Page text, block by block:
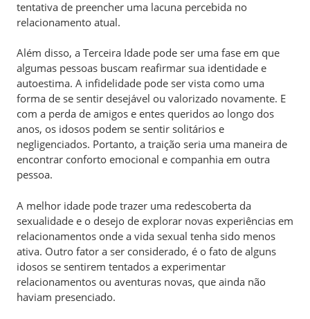
tentativa de preencher uma lacuna percebida no
relacionamento atual.
Além disso, a Terceira Idade pode ser uma fase em que
algumas pessoas buscam reafirmar sua identidade e
autoestima. A infidelidade pode ser vista como uma
forma de se sentir desejável ou valorizado novamente. E
com a perda de amigos e entes queridos ao longo dos
anos, os idosos podem se sentir solitários e
negligenciados. Portanto, a traição seria uma maneira de
encontrar conforto emocional e companhia em outra
pessoa.
A melhor idade pode trazer uma redescoberta da
sexualidade e o desejo de explorar novas experiências em
relacionamentos onde a vida sexual tenha sido menos
ativa. Outro fator a ser considerado, é o fato de alguns
idosos se sentirem tentados a experimentar
relacionamentos ou aventuras novas, que ainda não
haviam presenciado.